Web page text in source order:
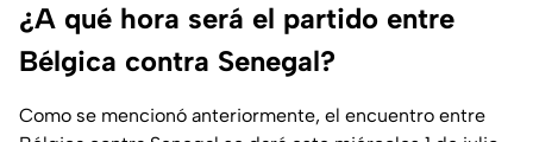
¿A qué hora será el partido entre
Bélgica contra Senegal?
Como se mencionó anteriormente, el encuentro entre